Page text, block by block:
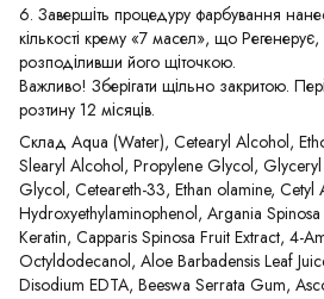
6. Завершіть процедуру фарбування
кількості крему «7 масел», що Регенерує,
розподіливши його щіточкою.
Важливо! Зберігати щільно закритою.
розтину 12 місяців.
Склад Aqua (Water), Cetearyl Alcohol,
Slearyl Alcohol, Propylene Glycol,
Glycol, Ceteareth-33, Ethan olamine,
Hydroxyethylaminophenol, Argania
Keratin, Capparis Spinosa Fruit Extract, 4-
Octyldodecanol, Aloe Barbadensis Leaf
Disodium EDTA, Beeswa Serrata Gum,